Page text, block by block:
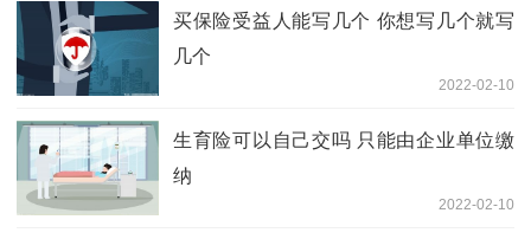
买保险受益人能写几个 你想写几个就写
几个
2022-02-10
生育险可以自己交吗 只能由企业单位缴
纳
2022-02-10